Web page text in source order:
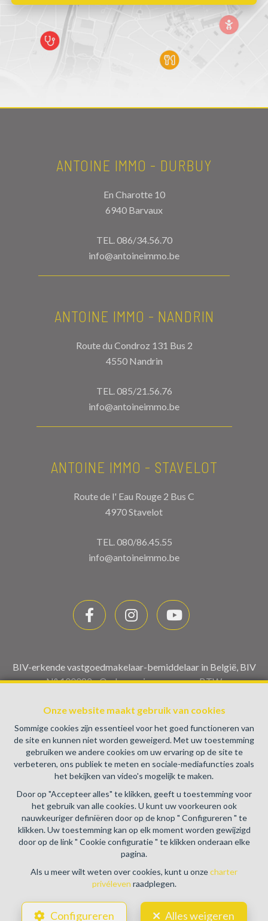
Onze website maakt gebruik van cookies
Sommige cookies zijn essentieel voor het goed functioneren van
de site en kunnen niet worden geweigerd. Met uw toestemming
gebruiken we andere cookies om uw ervaring op de site te
verbeteren, ons publiek te meten en sociale-mediafuncties zoals
het bekijken van video's mogelijk te maken.
Door op "Accepteer alles" te klikken, geeft u toestemming voor
het gebruik van alle cookies. U kunt uw voorkeuren ook
nauwkeuriger definiëren door op de knop " Configureren " te
klikken. Uw toestemming kan op elk moment worden gewijzigd
door op de link " Cookie configuratie " te klikken onderaan elke
pagina.
Als u meer wilt weten over cookies, kunt u onzecharter
privéleven raadplegen.
Configureren Alles weigeren
ANTOINE IMMO - DURBUY
En Charotte 10
6940 Barvaux
TEL.086/34.56.70
info@antoineimmo.be
ANTOINE IMMO - NANDRIN
Route du Condroz 131 Bus 2
4550 Nandrin
TEL.085/21.56.76
info@antoineimmo.be
ANTOINE IMMO - STAVELOT
Route de l' Eau Rouge 2 Bus C
4970 Stavelot
TEL.080/86.45.55
info@antoineimmo.be
BIV-erkende vastgoedmakelaar-bemiddelaar in België, BIV
N° 100082 - Ondernemingsnummer : BTW
Beroepinstituut van Vastgoedmakelaars Luxemburgstraat,
16B - 1000 Brussel (+32 2 505 38 50 - info@biv.be) -
www.biv.be-Deontologische code
BA en borgstelling via NV AXA Belgium, Troonplein 1, 1000
Brussel (polisnr. 730.390.160) Dekking geldt voor
activiteiten die in België worden uitgevoerd
Algemene gebruiksvoorwaarden van de website
Charter privéleven
Cookie configuratie
DESIGNED AND DEVELOPED BY
WEBULOUS.IMMO